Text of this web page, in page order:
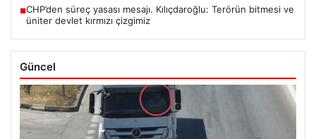
■CHP’den süreç yasası mesajı. Kılıçdaroğlu: Terörün bitmesi ve
üniter devlet kırmızı çizgimiz
Güncel